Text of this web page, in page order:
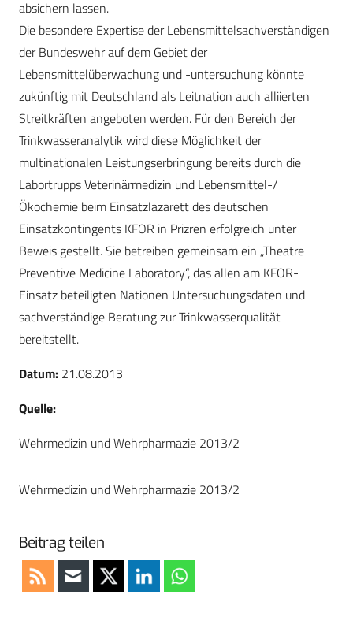
absichern lassen.
Die besondere Expertise der Lebensmittelsachverständigen
der Bundeswehr auf dem Gebiet der
Lebensmittelüberwachung und -untersuchung könnte
zukünftig mit Deutschland als Leitnation auch alliierten
Streitkräften angeboten werden. Für den Bereich der
Trinkwasseranalytik wird diese Möglichkeit der
multinationalen Leistungserbringung bereits durch die
Labortrupps Veterinärmedizin und Lebensmittel-/
Ökochemie beim Einsatzlazarett des deutschen
Einsatzkontingents KFOR in Prizren erfolgreich unter
Beweis gestellt. Sie betreiben gemeinsam ein „Theatre
Preventive Medicine Laboratory“, das allen am KFOR-
Einsatz beteiligten Nationen Untersuchungsdaten und
sachverständige Beratung zur Trinkwasserqualität
bereitstellt.
Datum: 21.08.2013
Quelle:
Wehrmedizin und Wehrpharmazie 2013/2
Wehrmedizin und Wehrpharmazie 2013/2
Beitrag teilen